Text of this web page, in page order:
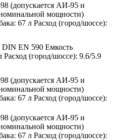
(допускается АИ-95 и
мощности)
67 л Расход (город/шоссе):
EN 590 Емкость
Расход (город/шоссе): 9.6/5.9
(допускается АИ-95 и
мощности)
67 л Расход (город/шоссе):
(допускается АИ-95 и
мощности)
67 л Расход (город/шоссе):